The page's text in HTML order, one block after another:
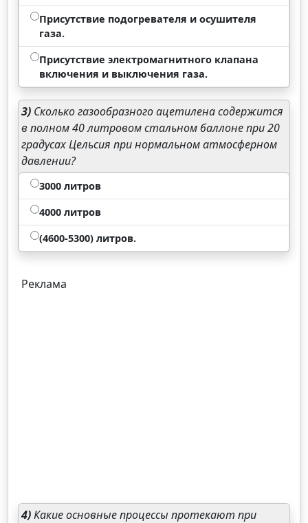
Присутствие подогревателя и осушителя
газа.
Присутствие электромагнитного клапана
включения и выключения газа.
3) Сколько газообразного ацетилена содержится
в полном 40 литровом стальном баллоне при 20
градусах Цельсия при нормальном атмосферном
давлении?
3000 литров
4000 литров
(4600-5300) литров.
Реклама
4)Какие основные процессы протекают при